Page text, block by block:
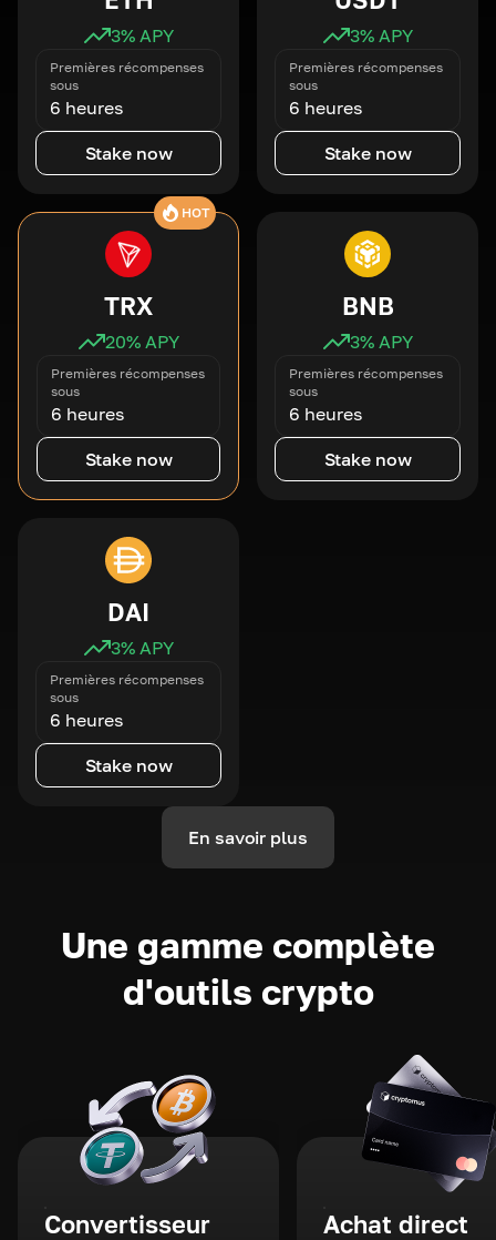
3% APY
Premières récompenses
sous
6 heures
Stake now
3% APY
Premières récompenses
sous
6 heures
Stake now
HOT
TRX
20% APY
Premières récompenses
sous
6 heures
Stake now
BNB
3% APY
Premières récompenses
sous
6 heures
Stake now
DAI
3% APY
Premières récompenses
sous
6 heures
Stake now
En savoir plus
Une gamme complète
d'outils crypto
Convertisseur Achat direct